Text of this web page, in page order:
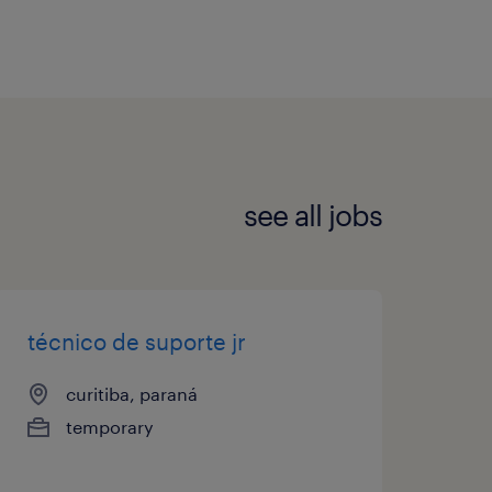
1400 – Mercês
see all jobs
técnico de suporte jr
curitiba, paraná
temporary